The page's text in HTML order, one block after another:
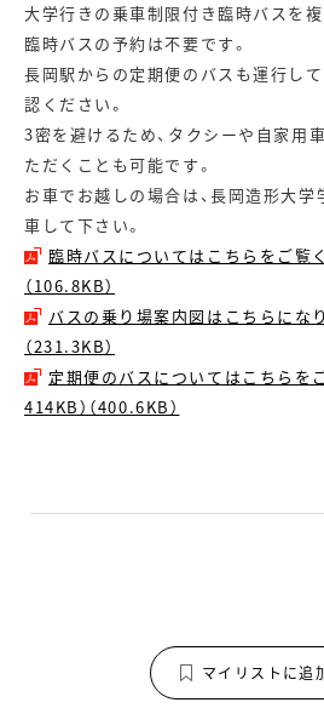
大学行きの乗車制限付き臨時バスを複
臨時バスの予約は不要です。
長岡駅からの定期便のバスも運行し
認ください。
3密を避けるため、タクシーや自家用
ただくことも可能です。
お車でお越しの場合は、長岡造形大学
車して下さい。
臨時バスについてはこちらをご覧
（106.8KB）
バスの乗り場案内図はこちらにな
（231.3KB）
定期便のバスについてはこちらを
414KB）（400.6KB）
マイリストに追